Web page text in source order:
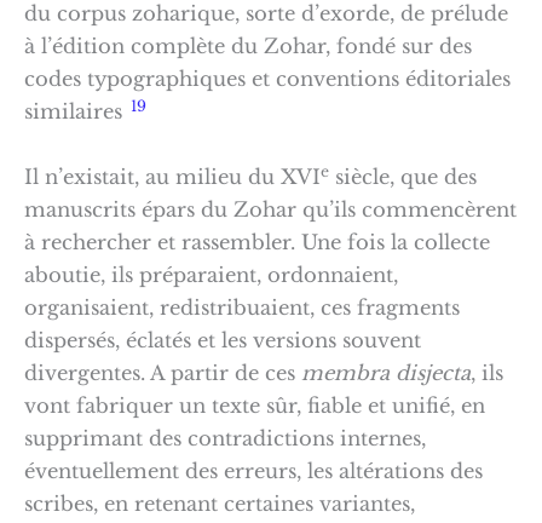
du corpus zoharique, sorte d’exorde, de prélude
à l’édition complète du Zohar, fondé sur des
codes typographiques et conventions éditoriales
similaires 19
Il n’existait, au milieu du XVIe siècle, que des
manuscrits épars du Zohar qu’ils commencèrent
à rechercher et rassembler. Une fois la collecte
aboutie, ils préparaient, ordonnaient,
organisaient, redistribuaient, ces fragments
dispersés, éclatés et les versions souvent
divergentes. A partir de ces membra disjecta, ils
vont fabriquer un texte sûr, fiable et unifié, en
supprimant des contradictions internes,
éventuellement des erreurs, les altérations des
scribes, en retenant certaines variantes,